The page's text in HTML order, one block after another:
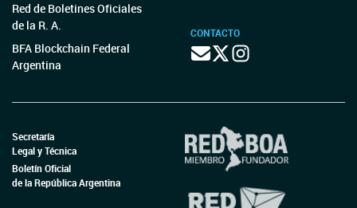
Red de Boletines Oficiales
de la R. A.
BFA Blockchain Federal
Argentina
CONTACTO
Secretaría
Legal y Técnica
Boletín Oficial
de la República Argentina